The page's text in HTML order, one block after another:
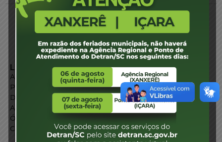
LINKS EXTERNOS
Agência de Notícias
Portal de Serviços
Diário Oficial
Acesso à Informação
Órgãos do Governo
Conheça SC